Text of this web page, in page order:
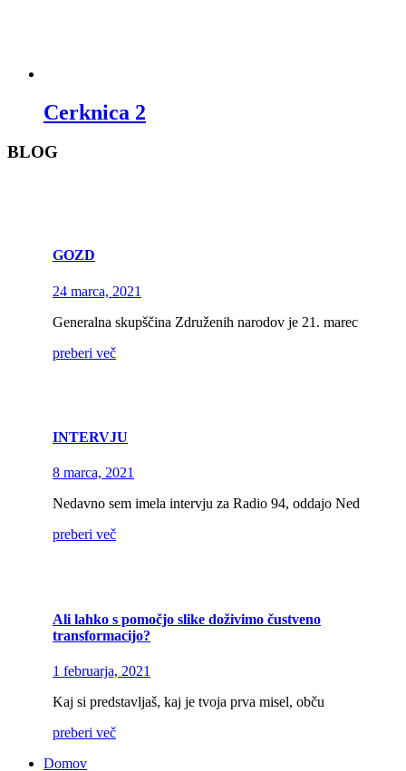
Cerknica 2
BLOG
GOZD
24 marca, 2021
Generalna skupščina Združenih narodov je 21. marec
preberi več
INTERVJU
8 marca, 2021
Nedavno sem imela intervju za Radio 94, oddajo Ned
preberi več
Ali lahko s pomočjo slike doživimo čustveno
transformacijo?
1 februarja, 2021
Kaj si predstavljaš, kaj je tvoja prva misel, obču
preberi več
Domov